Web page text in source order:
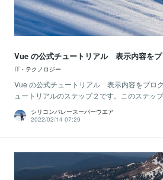
Vue の公式チュートリアル 表示内容をプ
IT・テクノロジー
Vue の公式チュートリアル 表示内容をプロ
ュートリアルのステップ２です。このステッ
シリコンバレースーパーウエア
2022/02/14 07:29